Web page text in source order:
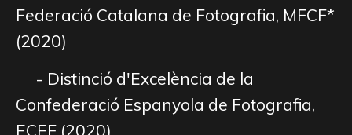
Federació Catalana de Fotografia, MFCF*
(2020)
- Distinció d'Excelència de la
Confederació Espanyola de Fotografia,
ECEF (2020)